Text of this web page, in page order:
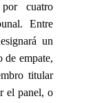
cuatro
Entre
un
de empate,
titular
el panel, o